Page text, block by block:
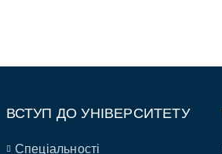
ВСТУП ДО УНІВЕРСИТЕТУ
Спеціальності